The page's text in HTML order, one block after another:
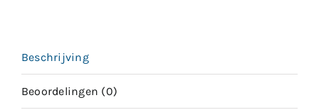
Beschrijving
Beoordelingen (0)